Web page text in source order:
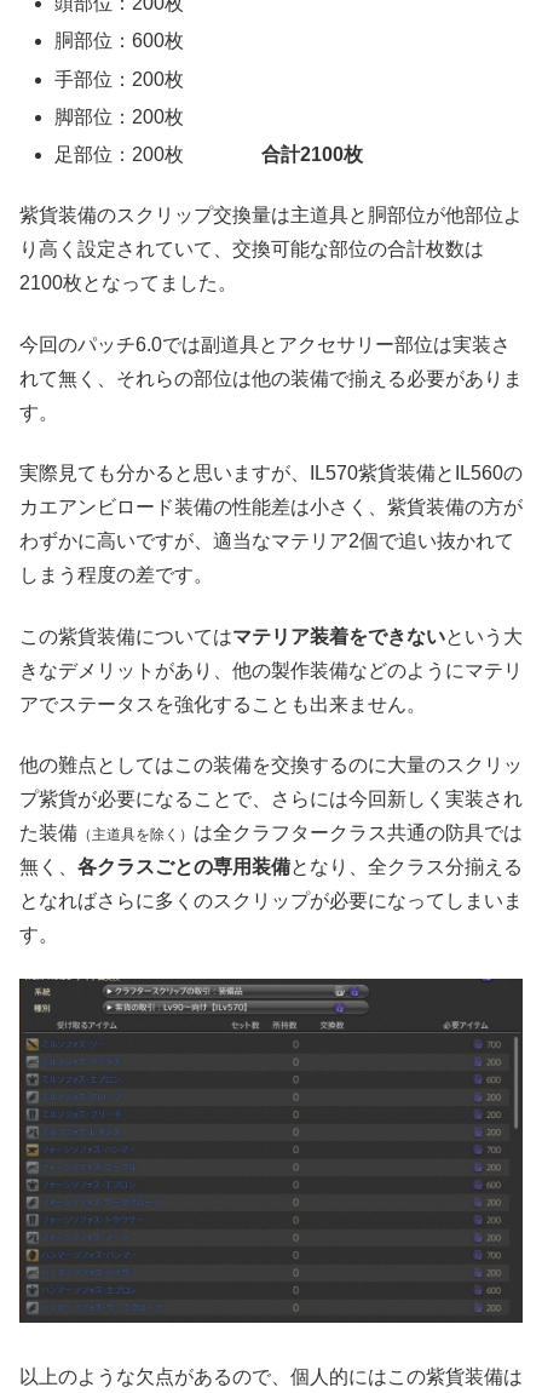
胴部位：600枚
手部位：200枚
脚部位：200枚
足部位：200枚合計2100枚
紫貨装備のスクリップ交換量は主道具と胴部位が他部位よ
り高く設定されていて、交換可能な部位の合計枚数は
2100枚となってました。
今回のパッチ6.0では副道具とアクセサリー部位は実装さ
れて無く、それらの部位は他の装備で揃える必要がありま
す。
実際見ても分かると思いますが、IL570紫貨装備とIL560の
カエアンビロード装備の性能差は小さく、紫貨装備の方が
わずかに高いですが、適当なマテリア2個で追い抜かれて
しまう程度の差です。
この紫貨装備についてはマテリア装着をできないという大
きなデメリットがあり、他の製作装備などのようにマテリ
アでステータスを強化することも出来ません。
他の難点としてはこの装備を交換するのに大量のスクリッ
プ紫貨が必要になることで、さらには今回新しく実装され
た装備 （主道具を除く） は全クラフタークラス共通の防具では
無く、 各クラスごとの専用装備となり、全クラス分揃える
となればさらに多くのスクリップが必要になってしまいま
す。
以上のような欠点があるので、個人的にはこの紫貨装備は